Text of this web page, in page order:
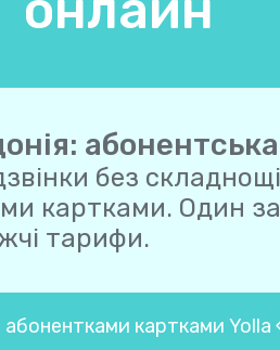
без
картками. Один
тарифи.
картками Yolla